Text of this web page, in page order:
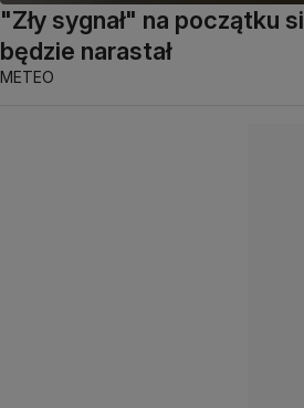
"Zły sygnał" na początku
będzie narastał
METEO